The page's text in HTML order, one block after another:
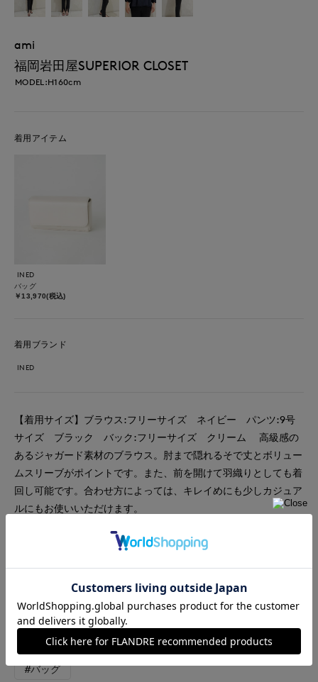
ami
福岡岩田屋SUPERIOR CLOSET
MODEL:H160cm
着用アイテム
INED
バッグ
￥13,970(税込)
着用ブランド
INED
【着用サイズ】ブラウス:フリーサイズ ネイビー パンツ:9号
サイズ ブラック バック:フリーサイズ クリーム 高級感の
あるジャガード素材のブラウス。肘まで隠れるそで丈とボリュー
ムスリーブがポイントです。また、前を開けて羽織りとしても着
回し可能です。合わせ方によっては、キレイめにも少しカジュア
ルにもお使いいただけます。
#スペシャルプライス #ブラウス
#セレモニー #休日 #女子会 #食事会
#ブライダル #イージーケア #大きいサイズ
#フォーマル #エレガンス
#骨格ウェーブ #骨格ナチュラル #おでかけ
#バッグ